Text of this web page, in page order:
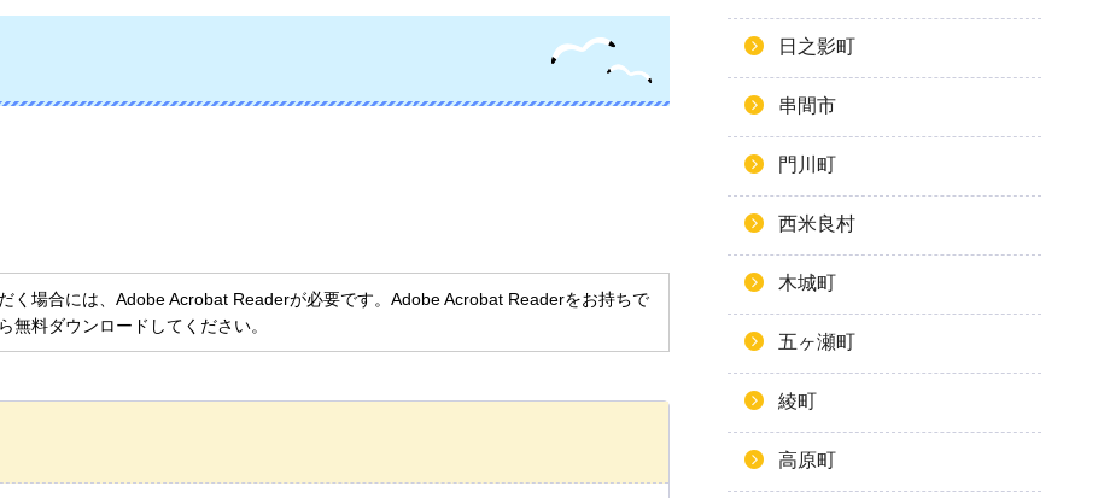
く場合には、Adobe Acrobat Readerが必要です。Adobe Acrobat Readerをお持ちで
無料ダウンロードしてください。
日之影町
串間市
門川町
西米良村
木城町
五ヶ瀬町
綾町
高原町